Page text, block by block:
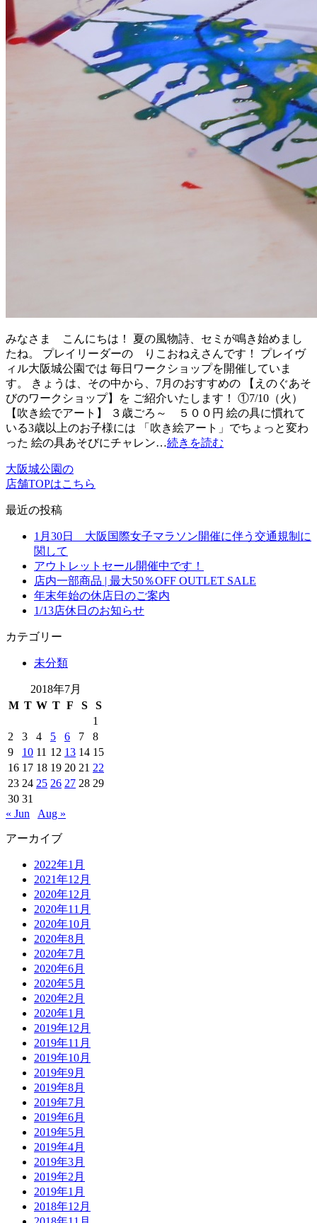
みなさま こんにちは！ 夏の風物詩、セミが鳴き始めまし
たね。 プレイリーダーの りこおねえさんです！ プレイヴ
ィル大阪城公園では 毎日ワークショップを開催していま
す。 きょうは、その中から、7月のおすすめの 【えのぐあそ
びのワークショップ】を ご紹介いたします！ ①7/10（火）
【吹き絵でアート】 ３歳ごろ～ ５００円 絵の具に慣れて
いる3歳以上のお子様には 「吹き絵アート」でちょっと変わ
った 絵の具あそびにチャレン…続きを読む
大阪城公園の
店舗TOPはこちら
最近の投稿
1月30日 大阪国際女子マラソン開催に伴う交通規制に
関して
アウトレットセール開催中です！
店内一部商品 | 最大50％OFF OUTLET SALE
年末年始の休店日のご案内
1/13店休日のお知らせ
カテゴリー
未分類
2018年7月
M T W T F S
S
1
2
3 4 5 6 7
8
9
10 11 12 13 14 15
16 17 18 19 20 21 22
23 24 25 26 27 28 29
30 31
« Jun
Aug »
アーカイブ
2022年1月
2021年12月
2020年12月
2020年11月
2020年10月
2020年8月
2020年7月
2020年6月
2020年5月
2020年2月
2020年1月
2019年12月
2019年11月
2019年10月
2019年9月
2019年8月
2019年7月
2019年6月
2019年5月
2019年4月
2019年3月
2019年2月
2019年1月
2018年12月